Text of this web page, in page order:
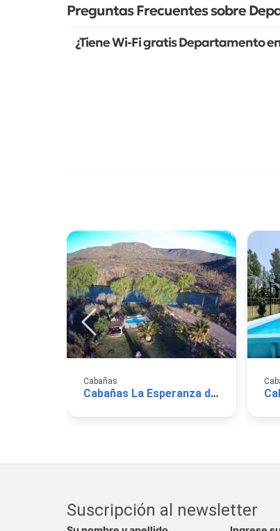
Preguntas Frecuentes sobre
¿Tiene Wi-Fi gratis Departamento
Cabañas
Cabañas La Esperanza del Valle
Suscripción al newsletter